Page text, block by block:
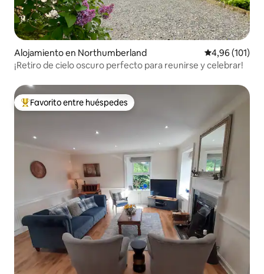
Alojamiento en Northumberland Calificación
4,96 (101)
¡Retiro de cielo oscuro perfecto para reunirse y celebrar!
Favorito entre los huéspedes más destacados
Favorito entre huéspedes